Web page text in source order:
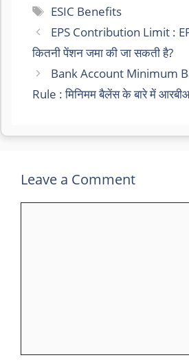
Tags
ESIC Benefits
EPS Contribution Limit :
कितनी पेंशन जमा की जा सकती है?
Bank Account Minimum
Rule : मिनिमम बैलेंस के बारे में
Leave a Comment